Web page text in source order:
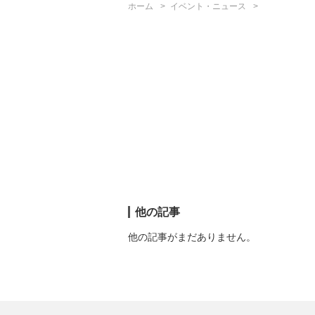
ホーム イベント・ニュース
他の記事
他の記事がまだありません。